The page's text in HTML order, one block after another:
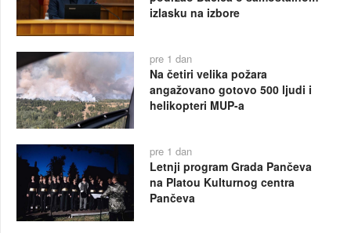
izlasku na izbore
pre 1 dan
Na četiri velika požara
angažovano gotovo 500 ljudi i
helikopteri MUP-a
pre 1 dan
Letnji program Grada Pančeva
na Platou Kulturnog centra
Pančeva